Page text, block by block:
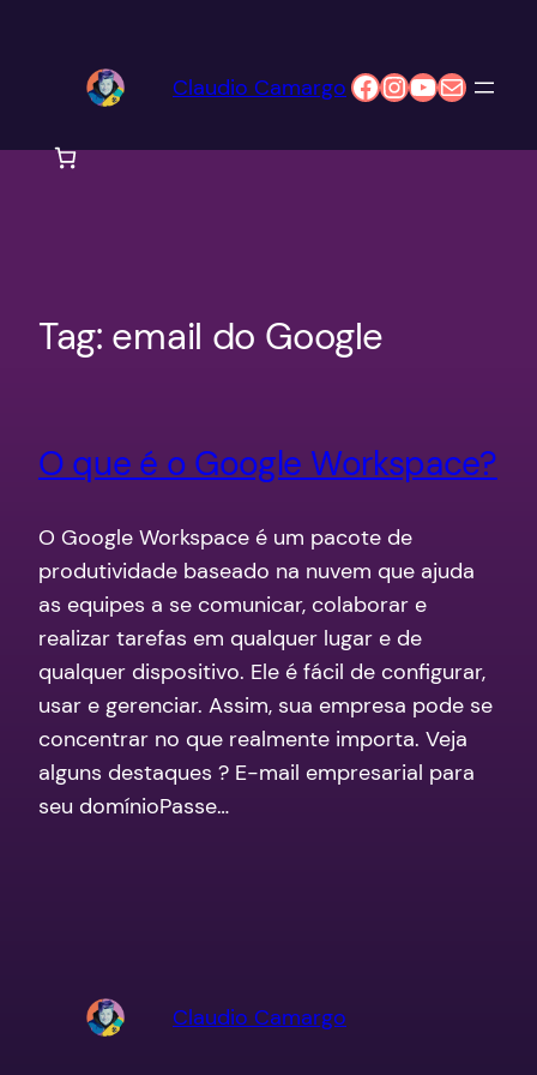
Claudio Camargo Facebook
Instagram
Youtube
E-mail
Tag: email do Google
O que é o Google Workspace?
O Google Workspace é um pacote de
produtividade baseado na nuvem que ajuda
as equipes a se comunicar, colaborar e
realizar tarefas em qualquer lugar e de
qualquer dispositivo. Ele é fácil de configurar,
usar e gerenciar. Assim, sua empresa pode se
concentrar no que realmente importa. Veja
alguns destaques ? E-mail empresarial para
seu domínioPasse…
Claudio Camargo